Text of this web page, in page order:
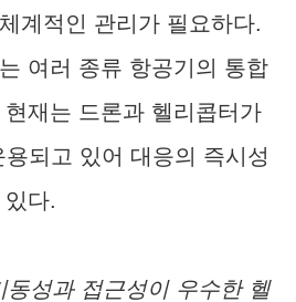
계적인 관리가 필요하다.
여러 종류 항공기의 통합
재는 드론과 헬리콥터가
되고 있어 대응의 즉시성
다.
동성과 접근성이 우수한 헬